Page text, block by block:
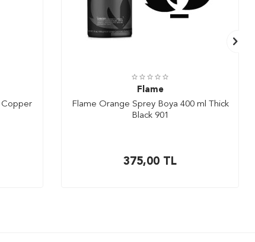
Copper
Flame
Flame Orange Sprey Boya 400 ml Thick
Black 901
375,00 TL